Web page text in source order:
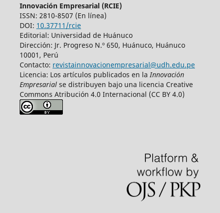
Innovación Empresarial (RCIE)
ISSN: 2810-8507 (En línea)
DOI: 10.37711/rcie
Editorial: Universidad de Huánuco
Dirección: Jr. Progreso N.º 650, Huánuco, Huánuco
10001, Perú
Contacto: revistainnovacionempresarial@udh.edu.pe
Licencia: Los artículos publicados en la Innovación
Empresarialse distribuyen bajo una licencia Creative
Commons Atribución 4.0 Internacional (CC BY 4.0)